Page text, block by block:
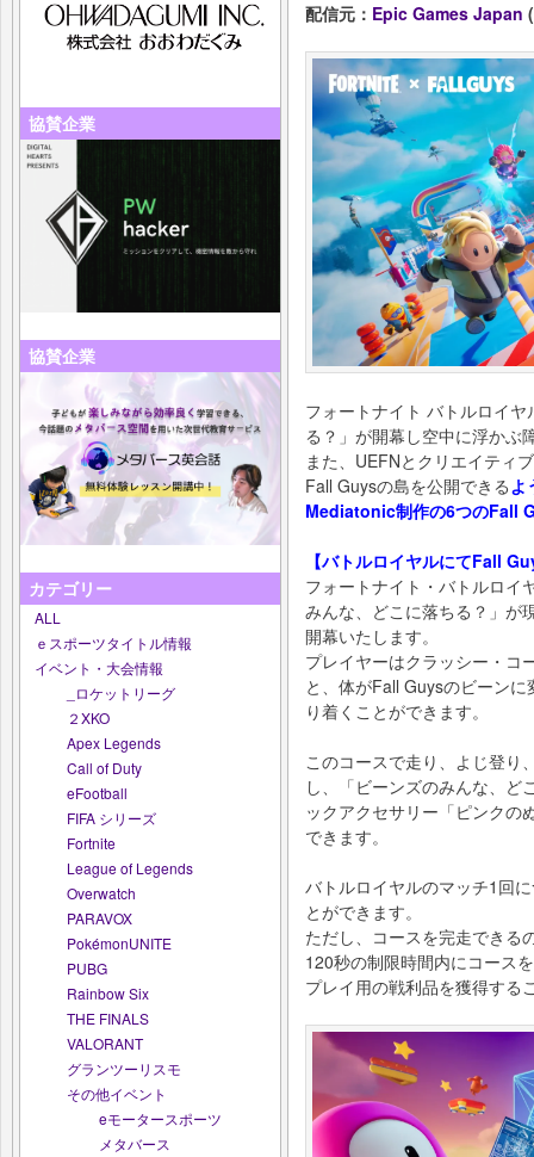
協賛企業
協賛企業
カテゴリー
ALL
ｅスポーツタイトル情報
イベント・大会情報
_ロケットリーグ
２XKO
Apex Legends
Call of Duty
eFootball
FIFA シリーズ
Fortnite
League of Legends
Overwatch
PARAVOX
PokémonUNITE
PUBG
Rainbow Six
THE FINALS
VALORANT
グランツーリスモ
その他イベント
eモータースポーツ
メタバース
配信元： Epic Games Japan
フォートナイト バトルロイ
る？」が開幕し空中に浮かぶ
また、UEFNとクリエイティ
Fall Guysの島を公開できる よ
Mediatonic制作の6つのFall
【バトルロイヤルにてFall
フォートナイト・バトルロイ
みんな、どこに落ちる？」が
開幕いたします。
プレイヤーはクラッシー・コ
と、体がFall Guysのビーン
り着くことができます。
このコースで走り、よじ登り
し、「ビーンズのみんな、ど
ックアクセサリー「ピンクの
できます。
バトルロイヤルのマッチ1回
とができます。
ただし、コースを完走できる
120秒の制限時間内にコース
プレイ用の戦利品を獲得する